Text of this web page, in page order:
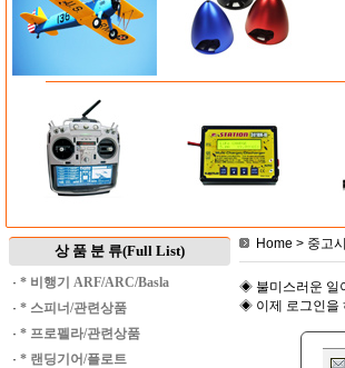
상 품 분 류(Full List)
· * 비행기 ARF/ARC/Basla
· * 스피너/관련상품
· * 프로펠라/관련상품
· * 랜딩기어/플로트
Home > 중고
◈ 불미스러운 일
◈ 이제 로그인을